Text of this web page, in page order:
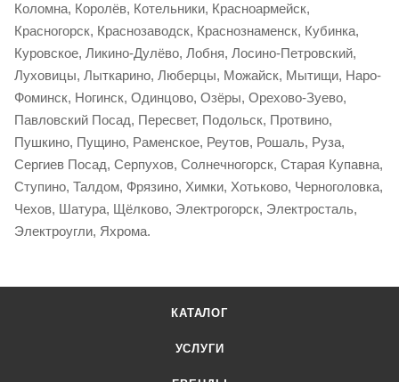
Коломна, Королёв, Котельники, Красноармейск,
Красногорск, Краснозаводск, Краснознаменск, Кубинка,
Куровское, Ликино-Дулёво, Лобня, Лосино-Петровский,
Луховицы, Лыткарино, Люберцы, Можайск, Мытищи, Наро-
Фоминск, Ногинск, Одинцово, Озёры, Орехово-Зуево,
Павловский Посад, Пересвет, Подольск, Протвино,
Пушкино, Пущино, Раменское, Реутов, Рошаль, Руза,
Сергиев Посад, Серпухов, Солнечногорск, Старая Купавна,
Ступино, Талдом, Фрязино, Химки, Хотьково, Черноголовка,
Чехов, Шатура, Щёлково, Электрогорск, Электросталь,
Электроугли, Яхрома.
КАТАЛОГ
УСЛУГИ